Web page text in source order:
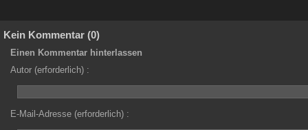
Kein Kommentar (0)
Einen Kommentar hinterlassen
Autor (erforderlich) :
E-Mail-Adresse (erforderlich) :